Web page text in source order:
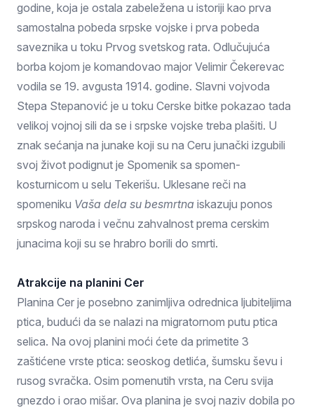
godine, koja je ostala zabeležena u istoriji kao prva
samostalna pobeda srpske vojske i prva pobeda
saveznika u toku Prvog svetskog rata. Odlučujuća
borba kojom je komandovao major Velimir Čekerevac
vodila se 19. avgusta 1914. godine. Slavni vojvoda
Stepa Stepanović je u toku Cerske bitke pokazao tada
velikoj vojnoj sili da se i srpske vojske treba plašiti. U
znak sećanja na junake koji su na Ceru junački izgubili
svoj život podignut je Spomenik sa spomen-
kosturnicom u selu Tekerišu. Uklesane reči na
spomeniku Vaša dela su besmrtna iskazuju ponos
srpskog naroda i večnu zahvalnost prema cerskim
junacima koji su se hrabro borili do smrti.
Atrakcije na planini Cer
Planina Cer je posebno zanimljiva odrednica ljubiteljima
ptica, budući da se nalazi na migratornom putu ptica
selica. Na ovoj planini moći ćete da primetite 3
zaštićene vrste ptica: seoskog detlića, šumsku ševu i
rusog svračka. Osim pomenutih vrsta, na Ceru svija
gnezdo i orao mišar. Ova planina je svoj naziv dobila po